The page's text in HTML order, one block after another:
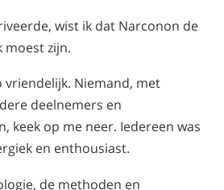
wist ik dat Narconon de
moest zijn.
vriendelijk. Niemand, met
deelnemers en
keek op me neer. Iedereen was
en enthousiast.
de methoden en